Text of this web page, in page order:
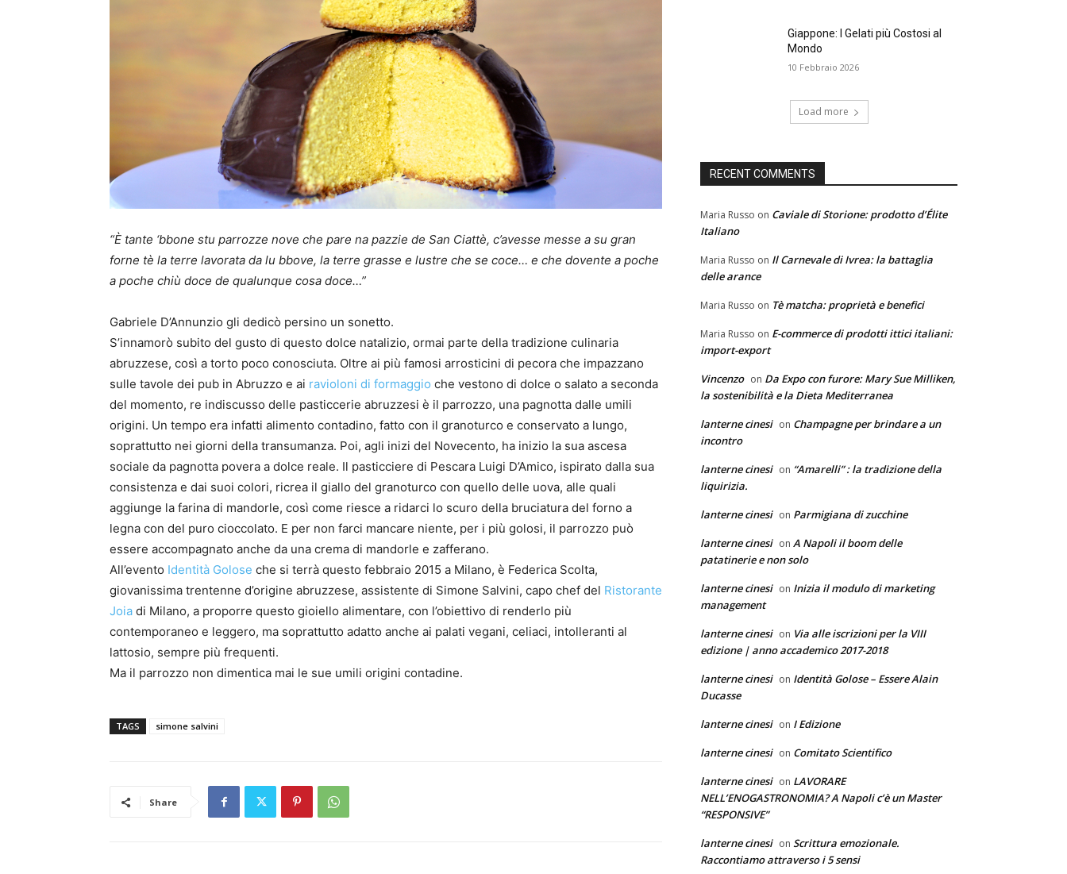
“È tante ‘bbone stu parrozze nove che pare na pazzie de San Ciattè, c’avesse messe a su gran
forne tè la terre lavorata da lu bbove, la terre grasse e lustre che se coce… e che dovente a poche
a poche chiù doce de qualunque cosa doce…”
Gabriele D’Annunzio gli dedicò persino un sonetto.
S’innamorò subito del gusto di questo dolce natalizio, ormai parte della tradizione culinaria
abruzzese, così a torto poco conosciuta. Oltre ai più famosi arrosticini di pecora che impazzano
sulle tavole dei pub in Abruzzo e ai ravioloni di formaggio che vestono di dolce o salato a seconda
del momento, re indiscusso delle pasticcerie abruzzesi è il parrozzo, una pagnotta dalle umili
origini. Un tempo era infatti alimento contadino, fatto con il granoturco e conservato a lungo,
soprattutto nei giorni della transumanza. Poi, agli inizi del Novecento, ha inizio la sua ascesa
sociale da pagnotta povera a dolce reale. Il pasticciere di Pescara Luigi D’Amico, ispirato dalla sua
consistenza e dai suoi colori, ricrea il giallo del granoturco con quello delle uova, alle quali
aggiunge la farina di mandorle, così come riesce a ridarci lo scuro della bruciatura del forno a
legna con del puro cioccolato. E per non farci mancare niente, per i più golosi, il parrozzo può
essere accompagnato anche da una crema di mandorle e zafferano.
All’evento Identità Golose che si terrà questo febbraio 2015 a Milano, è Federica Scolta,
giovanissima trentenne d’origine abruzzese, assistente di Simone Salvini, capo chef del Ristorante
Joia di Milano, a proporre questo gioiello alimentare, con l’obiettivo di renderlo più
contemporaneo e leggero, ma soprattutto adatto anche ai palati vegani, celiaci, intolleranti al
lattosio, sempre più frequenti.
Ma il parrozzo non dimentica mai le sue umili origini contadine.
TAGS simone salvini
Share
Giappone: I Gelati più Costosi al
Mondo
10 Febbraio 2026
Load more
RECENT COMMENTS
Maria Russo on Caviale di Storione: prodotto d’Élite
Italiano
Maria Russo on Il Carnevale di Ivrea: la battaglia
delle arance
Maria Russo on Tè matcha: proprietà e benefici
Maria Russo on E-commerce di prodotti ittici italiani:
import-export
Vincenzo on Da Expo con furore: Mary Sue Milliken,
la sostenibilità e la Dieta Mediterranea
lanterne cinesi on Champagne per brindare a un
incontro
lanterne cinesi on “Amarelli” : la tradizione della
liquirizia.
lanterne cinesi on Parmigiana di zucchine
lanterne cinesi on A Napoli il boom delle
patatinerie e non solo
lanterne cinesi on Inizia il modulo di marketing
management
lanterne cinesi on Via alle iscrizioni per la VIII
edizione | anno accademico 2017-2018
lanterne cinesi on Identità Golose – Essere Alain
Ducasse
lanterne cinesi on I Edizione
lanterne cinesi on Comitato Scientifico
lanterne cinesi on LAVORARE
NELL’ENOGASTRONOMIA? A Napoli c’è un Master
“RESPONSIVE”
lanterne cinesi on Scrittura emozionale.
Raccontiamo attraverso i 5 sensi